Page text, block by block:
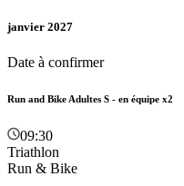
janvier 2027
Date à confirmer
Run and Bike Adultes S - en équipe x2
09:30
Triathlon
Run & Bike